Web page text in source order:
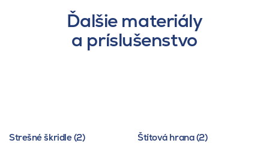
Ďalšie materiály
a príslušenstvo
Strešné škridle (2) Štítová hrana (2)